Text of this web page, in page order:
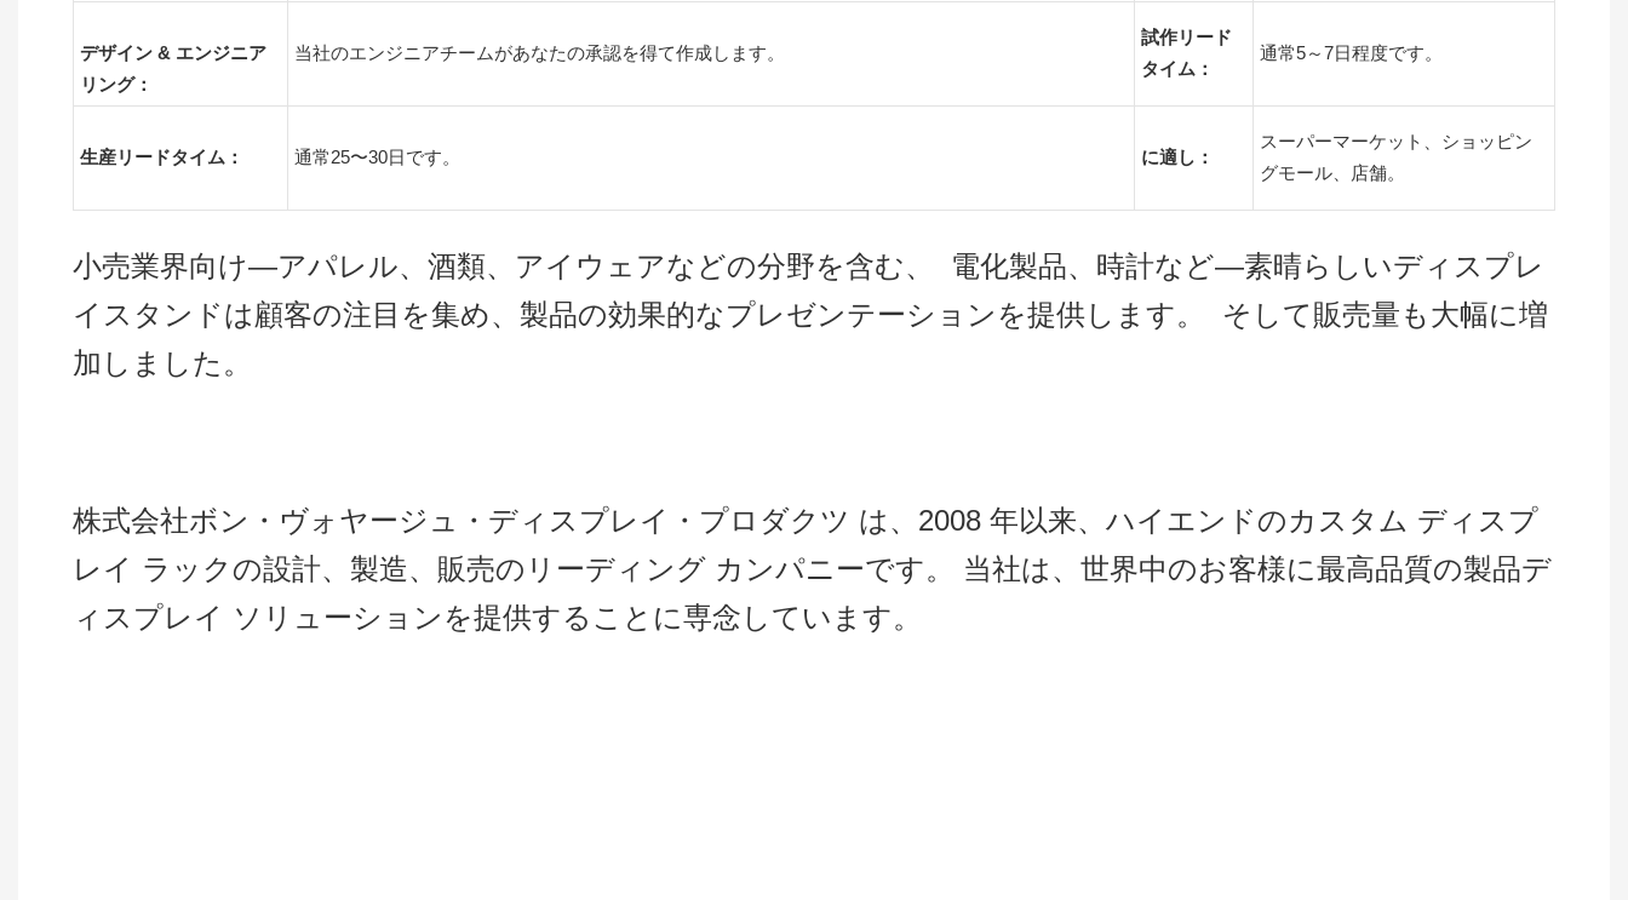
デザイン & エンジニア
リング：
当社のエンジニアチームがあなたの承認を得て作成します。
試作リード
タイム：
通常5～7日程度です。
生産リードタイム： 通常25〜30日です。 に適し：
スーパーマーケット、ショッピン
グモール、店舗。
小売業界向け—アパレル、酒類、アイウェアなどの分野を含む、 電化製品、時計など—素晴らしいディスプレ
イスタンドは顧客の注目を集め、製品の効果的なプレゼンテーションを提供します。 そして販売量も大幅に増
加しました。
株式会社ボン・ヴォヤージュ・ディスプレイ・プロダクツ は、2008 年以来、ハイエンドのカスタム ディスプ
レイ ラックの設計、製造、販売のリーディング カンパニーです。 当社は、世界中のお客様に最高品質の製品デ
ィスプレイ ソリューションを提供することに専念しています。